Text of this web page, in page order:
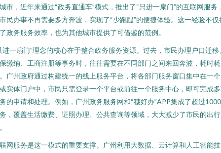
市，近年来通过“政务直通车”模式，推出了“只进一扇门”的互联网服务
民办事不再需要多方奔波，实现了“少跑腿”的便捷体验。这一经验不仅
政务服务效率，也为其他城市提供了可借鉴的范例。
进一扇门”理念的核心在于整合政务服务资源。过去，市民办理户口迁移
缴纳、工商注册等事务时，往往需要在不同部门之间来回奔波，耗时耗
广州政府通过构建统一的线上服务平台，将各部门服务窗口集中在一
实体门户中，市民只需登录一个平台或前往一个服务中心，即可完成
的申请和处理。例如，广州政务服务网和“穗好办”APP集成了超过
，覆盖生活缴费、证照办理、公共查询等领域，大大减少了市民的出
网服务是这一模式的重要支撑。广州利用大数据、云计算和人工智能技